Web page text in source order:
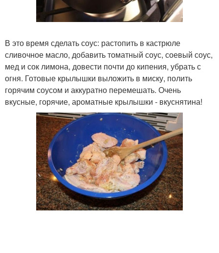
В это время сделать соус: растопить в кастрюле
сливочное масло, добавить томатный соус, соевый соус,
мед и сок лимона, довести почти до кипения, убрать с
огня. Готовые крылышки выложить в миску, полить
горячим соусом и аккуратно перемешать. Очень
вкусные, горячие, ароматные крылышки - вкуснятина!